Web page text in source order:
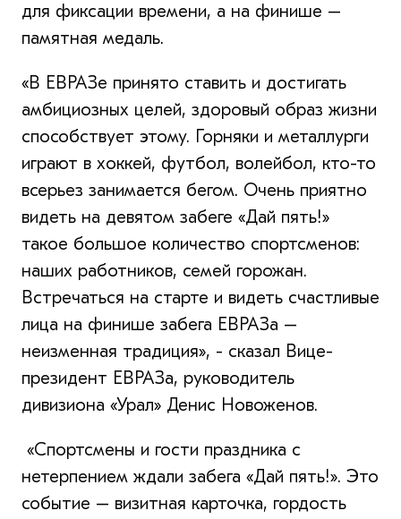
для фиксации времени, а на финише –
памятная медаль.
«В ЕВРАЗе принято ставить и достигать
амбициозных целей, здоровый образ жизни
способствует этому. Горняки и металлурги
играют в хоккей, футбол, волейбол, кто-то
всерьез занимается бегом. Очень приятно
видеть на девятом забеге «Дай пять!»
такое большое количество спортсменов:
наших работников, семей горожан.
Встречаться на старте и видеть счастливые
лица на финише забега ЕВРАЗа –
неизменная традиция», - сказал Вице-
президент ЕВРАЗа, руководитель
дивизиона «Урал» Денис Новоженов.
«Спортсмены и гости праздника с
нетерпением ждали забега «Дай пять!». Это
событие – визитная карточка, гордость